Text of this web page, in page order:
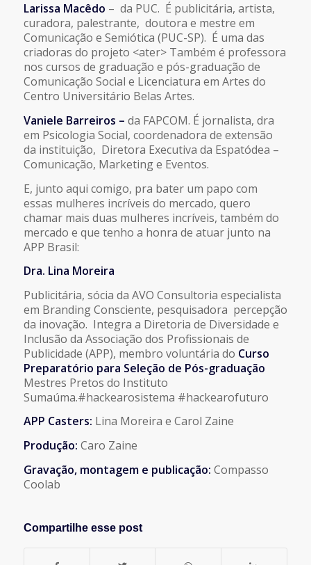
Larissa Macêdo – da PUC. É publicitária, artista,
curadora, palestrante, doutora e mestre em
Comunicação e Semiótica (PUC-SP). É uma das
criadoras do projeto <ater> Também é professora
nos cursos de graduação e pós-graduação de
Comunicação Social e Licenciatura em Artes do
Centro Universitário Belas Artes.
Vaniele Barreiros – da FAPCOM. É jornalista, dra
em Psicologia Social, coordenadora de extensão
da instituição, Diretora Executiva da Espatódea –
Comunicação, Marketing e Eventos.
E, junto aqui comigo, pra bater um papo com
essas mulheres incríveis do mercado, quero
chamar mais duas mulheres incríveis, também do
mercado e que tenho a honra de atuar junto na
APP Brasil:
Dra. Lina Moreira
Publicitária, sócia da AVO Consultoria especialista
em Branding Consciente, pesquisadora percepção
da inovação. Integra a Diretoria de Diversidade e
Inclusão da Associação dos Profissionais de
Publicidade (APP), membro voluntária do Curso
Preparatório para Seleção de Pós-graduação
Mestres Pretos do Instituto
Sumaúma.#hackearosistema #hackearofuturo
APP Casters: Lina Moreira e Carol Zaine
Produção: Caro Zaine
Gravação, montagem e publicação: Compasso
Coolab
Compartilhe esse post